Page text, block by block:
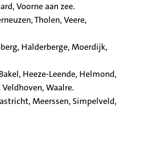
Voorne aan zee.
Tholen, Veere,
Halderberge, Moerdijk,
Heeze-Leende, Helmond,
Waalre.
Meerssen, Simpelveld,